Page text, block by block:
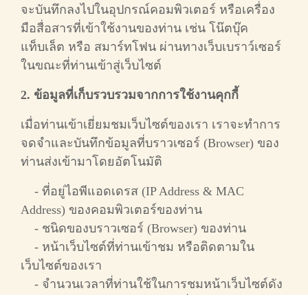
จะบันทึกลงไปในอุปกรณ์คอมพิวเตอร์ หรือเครื่อง
มือสื่อสารที่เข้าใช้งานของท่าน เช่น โน๊ตบุ๊ค
แท็บเล็ต หรือ สมาร์ทโฟน ผ่านทางเว็บเบราว์เซอร์
ในขณะที่ท่านเข้าสู่เว็บไซต์
2. ข้อมูลที่เก็บรวบรวมจากการใช้งานคุกกี้
เมื่อท่านเข้าเยี่ยมชมเว็บไซต์ของเรา เราจะทำการ
จดจำและบันทึกข้อมูลที่บราวเซอร์ (Browser) ของ
ท่านส่งเข้ามาโดยอัตโนมัติ
- ที่อยู่ไอพีแอดเดรส (IP Address & MAC
Address) ของคอมพิวเตอร์ของท่าน
- ชนิดของบราวเซอร์ (Browser) ของท่าน
- หน้าเว็บไซต์ที่ท่านเข้าชม หรือติดตามใน
เว็บไซต์ของเรา
- จำนวนเวลาที่ท่านใช้ในการชมหน้าเว็บไซต์ดัง